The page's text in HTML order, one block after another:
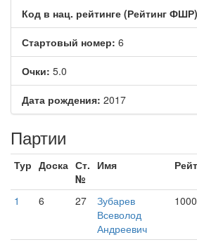
Код в нац. рейтинге (Рейтинг
Стартовый номер: 6
Очки: 5.0
Дата рождения: 2017
Партии
Тур Доска Ст.
№
Имя
1 6 27
Зубарев
Всеволод
Андреевич
1000